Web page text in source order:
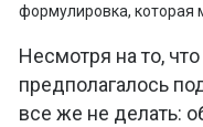
формулировка, которая
Несмотря на то,
предполагалось
все же не делать: